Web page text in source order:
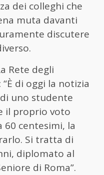
dei colleghi che
muta davanti
discutere
Rete degli
di oggi la notizia
uno studente
il proprio voto
60 centesimi, la
Si tratta di
diplomato al
di Roma”.